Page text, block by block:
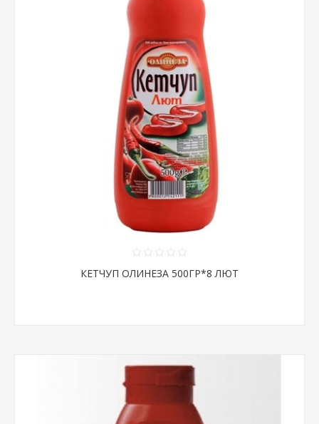
КЕТЧУП ОЛИНЕЗА 500ГР*8 ЛЮТ